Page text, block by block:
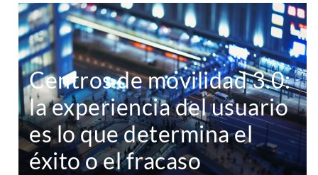
Centros de movilidad 3.0:
la experiencia del usuario
es lo que determina el
éxito o el fracaso